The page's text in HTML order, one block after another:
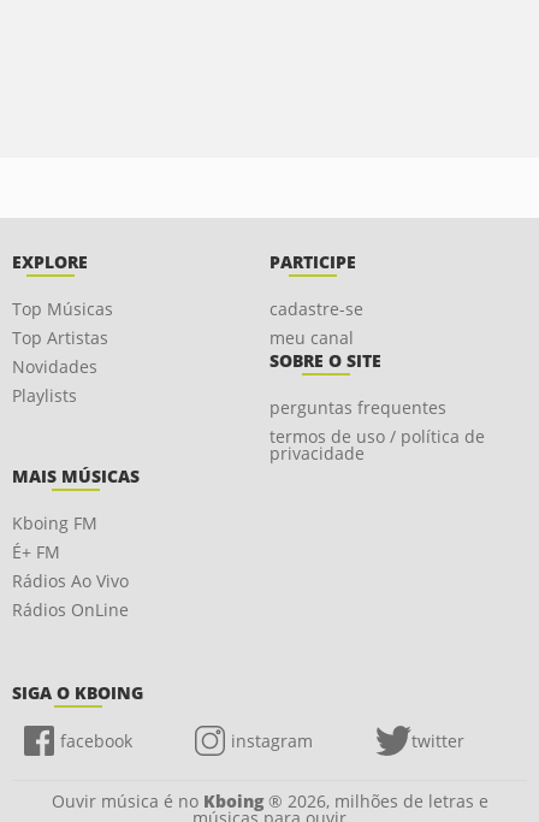
EXPLORE
Top Músicas
Top Artistas
Novidades
Playlists
PARTICIPE
cadastre-se
meu canal
SOBRE O SITE
perguntas frequentes
termos de uso / política de
privacidade
MAIS MÚSICAS
Kboing FM
É+ FM
Rádios Ao Vivo
Rádios OnLine
SIGA O KBOING
facebook instagram twitter
Ouvir música é no Kboing® 2026, milhões de letras e
músicas para ouvir